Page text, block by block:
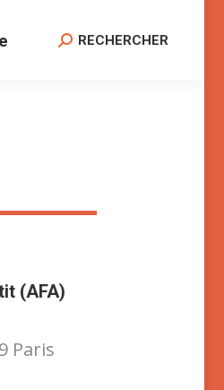
Search:
RECHERCHER
(AFA)
Paris